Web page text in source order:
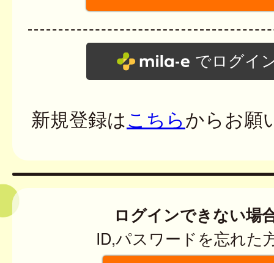
でログイ
新規登録はこちらからお願
ログインできない場
ID,パスワードを忘れた